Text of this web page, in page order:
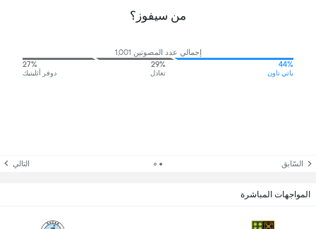
من سيفوز؟
إجمالي عدد المصوتين 1,001
44%
ياتي تاون
29%
تعادل
27%
دوفر أثليتيك
السّابق التالي
المواجهات المباشرة